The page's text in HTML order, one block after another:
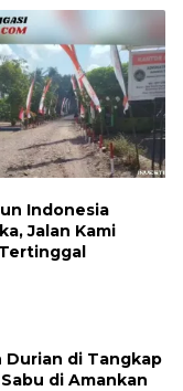
Indonesia
Jalan Kami
Durian di Tangkap
di Amankan